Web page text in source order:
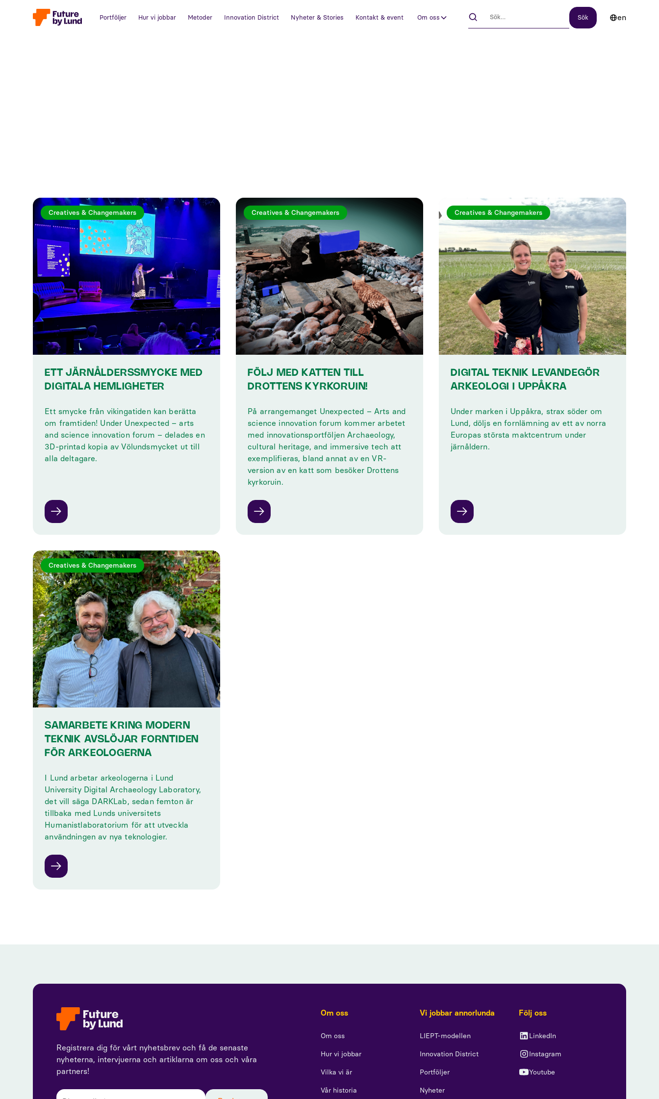
Portföljer Hur vi jobbar Metoder Innovation District Nyheter & Stories Kontakt & event Om oss en
Creatives & Changemakers
ETT JÄRNÅLDERSSMYCKE MED
DIGITALA HEMLIGHETER
Ett smycke från vikingatiden kan berätta
om framtiden! Under Unexpected – arts
and science innovation forum – delades en
3D-printad kopia av Völundsmycket ut till
alla deltagare.
Creatives & Changemakers
FÖLJ MED KATTEN TILL
DROTTENS KYRKORUIN!
På arrangemanget Unexpected – Arts and
science innovation forum kommer arbetet
med innovationsportföljen Archaeology,
cultural heritage, and immersive tech att
exemplifieras, bland annat av en VR-
version av en katt som besöker Drottens
kyrkoruin.
Creatives & Changemakers
DIGITAL TEKNIK LEVANDEGÖR
ARKEOLOGI I UPPÅKRA
Under marken i Uppåkra, strax söder om
Lund, döljs en fornlämning av ett av norra
Europas största maktcentrum under
järnåldern.
Creatives & Changemakers
SAMARBETE KRING MODERN
TEKNIK AVSLÖJAR FORNTIDEN
FÖR ARKEOLOGERNA
I Lund arbetar arkeologerna i Lund
University Digital Archaeology Laboratory,
det vill säga DARKLab, sedan femton är
tillbaka med Lunds universitets
Humanistlaboratorium för att utveckla
användningen av nya teknologier.
Registrera dig för vårt nyhetsbrev och få de senaste
nyheterna, intervjuerna och artiklarna om oss och våra
partners!
Om oss
Om oss
Hur vi jobbar
Vilka vi är
Vår historia
Vi jobbar annorlunda
LIEPT-modellen
Innovation District
Portföljer
Nyheter
Följ oss
LinkedIn
Instagram
Youtube